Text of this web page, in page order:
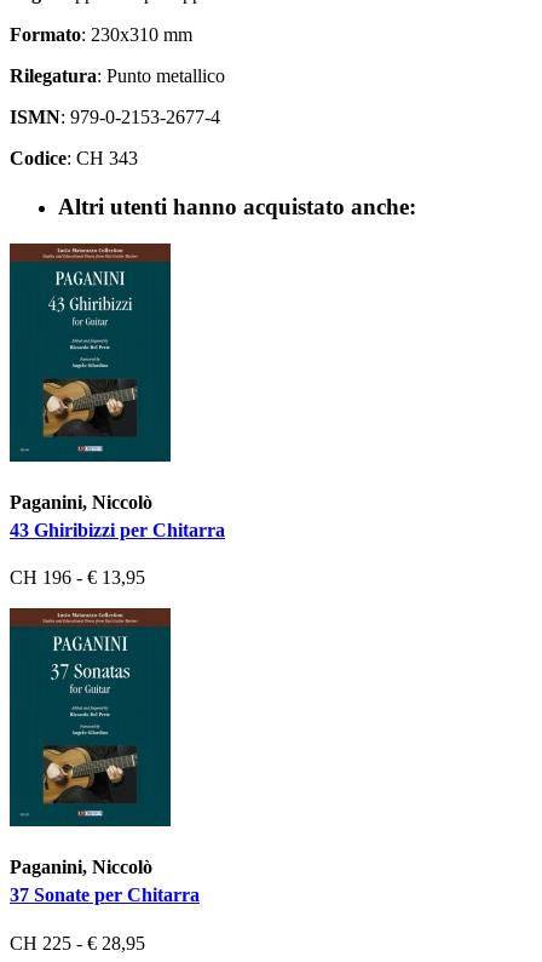
Formato: 230x310 mm
Rilegatura: Punto metallico
ISMN: 979-0-2153-2677-4
Codice: CH 343
Altri utenti hanno acquistato anche:
Paganini, Niccolò
43 Ghiribizzi per Chitarra
CH 196 - € 13,95
Paganini, Niccolò
37 Sonate per Chitarra
CH 225 - € 28,95